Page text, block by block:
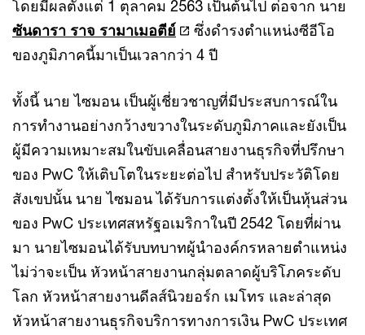
โดยมีผลตั้งแต่ 1 ตุลาคม 2563 เป็นต้นไป ต่อจาก นาย
ซันดารา ราจ รามาเมอตีย์
ซึ่งดำรงตำแหน่งซีอีโอ
ของภูมิภาคนี้มาเป็นเวลากว่า 4 ปี
ทั้งนี้ นาย ไซมอน เป็นผู้เชี่ยวชาญที่มีประสบการณ์ใน
การทำงานอย่างกว้างขวางในระดับภูมิภาคและยังเป็น
ผู้มีความเหมาะสมในขับเคลื่อนสายงานธุรกิจที่ปรึกษา
ของ PwC ให้เติบโตในระยะต่อไป สำหรับประวัติโดย
สังเขปนั้น นาย ไซมอน ได้รับการแต่งตั้งให้เป็นหุ้นส่วน
ของ PwC ประเทศสหรัฐอเมริกาในปี 2542 โดยที่ผ่าน
มา นายไซมอนได้รับบทบาทผู้นำองค์กรหลายตำแหน่ง
ไม่ว่าจะเป็น หัวหน้าสายงานกลุ่มตลาดผู้บริโภคระดับ
โลก หัวหน้าสายงานดีลส์นิวยอร์ก เมโทร และล่าสุด
หัวหน้าสายงานธุรกิจบริการทางการเงิน PwC ประเทศ